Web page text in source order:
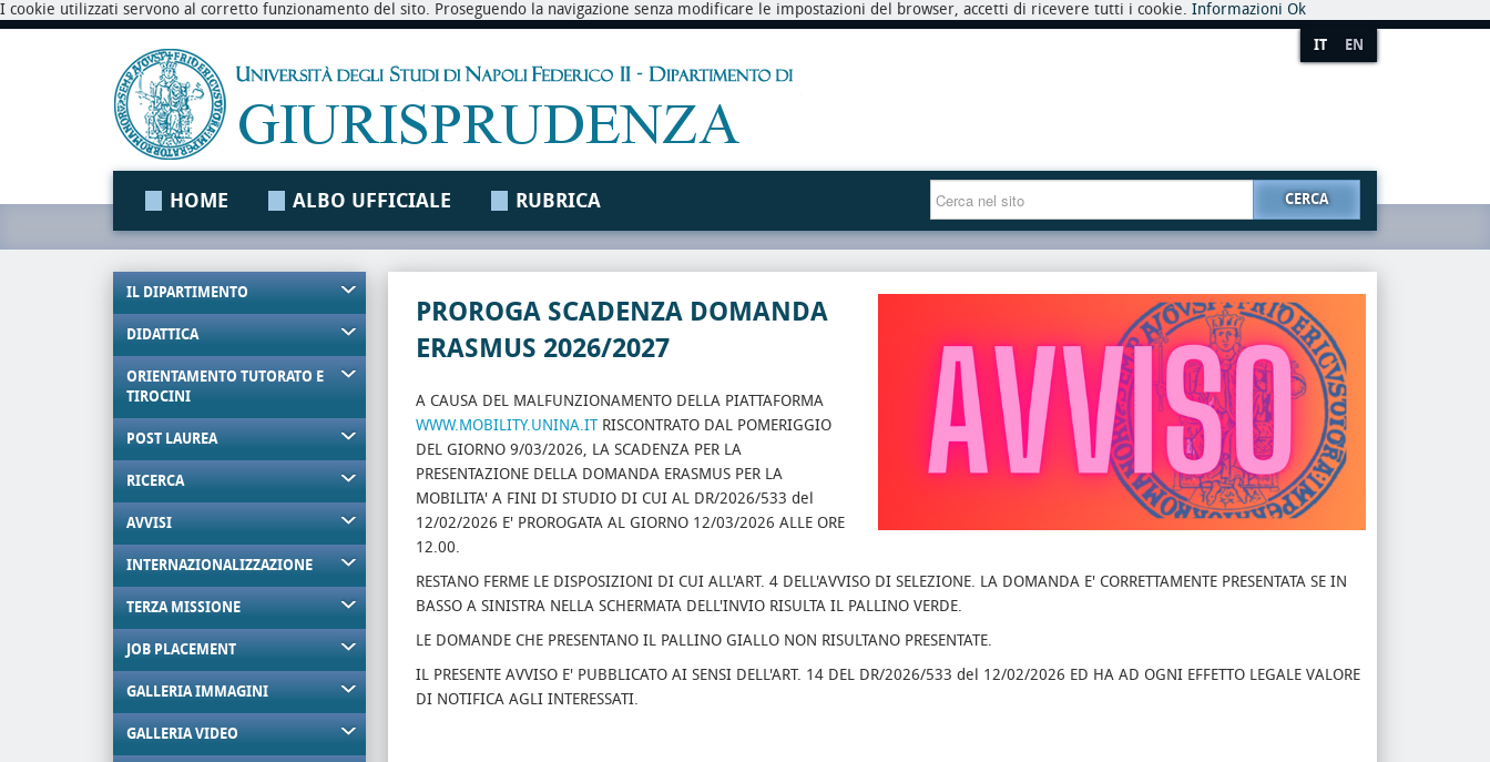
I cookie utilizzati servono al corretto funzionamento del sito. Proseguendo la navigazione senza modificare le impostazioni del browser, accetti di ricevere tutti i cookie. Informazioni Ok
IT EN
HOME ALBO UFFICIALE RUBRICA CERCA
IL DIPARTIMENTO
DIDATTICA
ORIENTAMENTO TUTORATO E
TIROCINI
POST LAUREA
RICERCA
AVVISI
INTERNAZIONALIZZAZIONE
TERZA MISSIONE
JOB PLACEMENT
GALLERIA IMMAGINI
GALLERIA VIDEO
PROROGA SCADENZA DOMANDA
ERASMUS 2026/2027
A CAUSA DEL MALFUNZIONAMENTO DELLA PIATTAFORMA
WWW.MOBILITY.UNINA.ITRISCONTRATO DAL POMERIGGIO
DEL GIORNO 9/03/2026, LA SCADENZA PER LA
PRESENTAZIONE DELLA DOMANDA ERASMUS PER LA
MOBILITA' A FINI DI STUDIO DI CUI AL DR/2026/533 del
12/02/2026 E' PROROGATA AL GIORNO 12/03/2026 ALLE ORE
12.00.
RESTANO FERME LE DISPOSIZIONI DI CUI ALL'ART. 4 DELL'AVVISO DI SELEZIONE. LA DOMANDA E' CORRETTAMENTE PRESENTATA SE IN
BASSO A SINISTRA NELLA SCHERMATA DELL'INVIO RISULTA IL PALLINO VERDE.
LE DOMANDE CHE PRESENTANO IL PALLINO GIALLO NON RISULTANO PRESENTATE.
IL PRESENTE AVVISO E' PUBBLICATO AI SENSI DELL'ART. 14 DEL DR/2026/533 del 12/02/2026 ED HA AD OGNI EFFETTO LEGALE VALORE
DI NOTIFICA AGLI INTERESSATI.